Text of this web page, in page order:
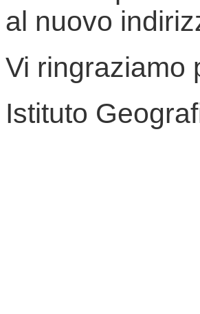
al nuovo
Vi ringraziamo
Istituto